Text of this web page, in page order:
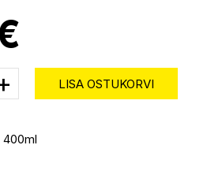
LISA OSTUKORVI
400ml